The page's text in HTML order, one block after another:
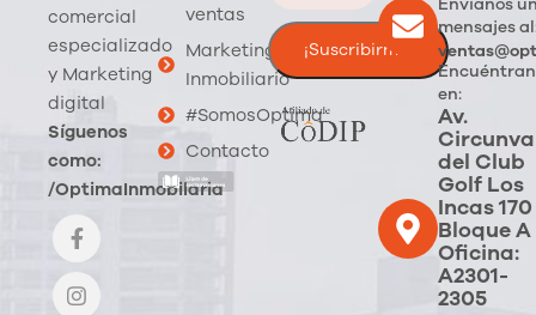
comercial
especializado
y Marketing
digital
Síguenos
como:
/OptimaInmobilaria
ventas
Marketing
Inmobiliario
#SomosOptima
Contacto
mensajes
en:
Av.
del Club
Golf Los
Incas 170
Bloque A
Oficina:
A2301-
2305